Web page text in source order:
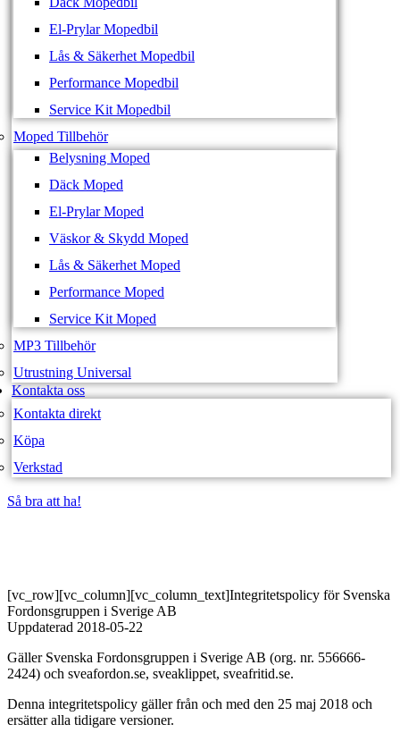
El-Prylar Mopedbil
Lås & Säkerhet Mopedbil
Performance Mopedbil
Service Kit Mopedbil
Moped Tillbehör
Belysning Moped
Däck Moped
El-Prylar Moped
Väskor & Skydd Moped
Lås & Säkerhet Moped
Performance Moped
Service Kit Moped
MP3 Tillbehör
Utrustning Universal
Kontakta oss
Kontakta direkt
Köpa
Verkstad
Så bra att ha!
[vc_row][vc_column][vc_column_text]Integritetspolicy för Svenska
Fordonsgruppen i Sverige AB
Uppdaterad 2018-05-22
Gäller Svenska Fordonsgruppen i Sverige AB (org. nr. 556666-
2424) och sveafordon.se, sveaklippet, sveafritid.se.
Denna integritetspolicy gäller från och med den 25 maj 2018 och
ersätter alla tidigare versioner.